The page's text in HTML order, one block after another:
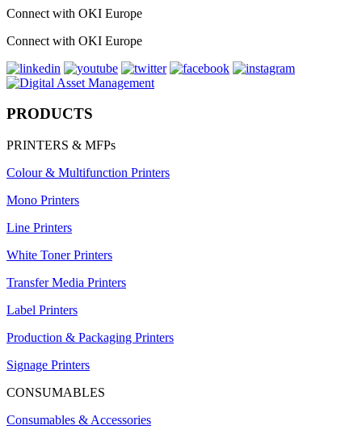
Connect with OKI Europe
Connect with OKI Europe
PRODUCTS
PRINTERS & MFPs
Colour & Multifunction Printers
Mono Printers
Line Printers
White Toner Printers
Transfer Media Printers
Label Printers
Production & Packaging Printers
Signage Printers
CONSUMABLES
Consumables & Accessories